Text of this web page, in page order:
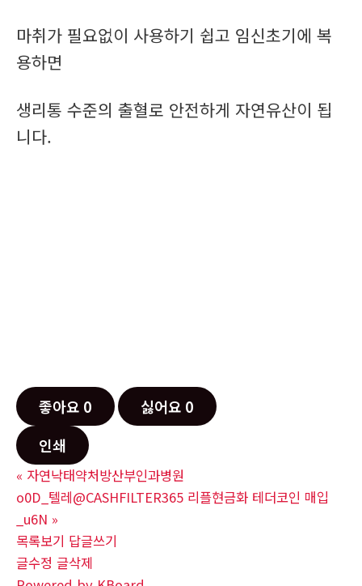
마취가 필요없이 사용하기 쉽고 임신초기에 복
용하면
생리통 수준의 출혈로 안전하게 자연유산이 됩
니다.
좋아요 0 싫어요 0
인쇄
« 자연낙태약처방산부인과병원
o0D_텔레@CASHFILTER365 리플현금화 테더코인 매입
_u6N »
목록보기 답글쓰기
글수정 글삭제